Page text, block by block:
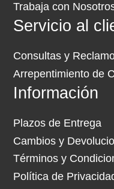
Trabaja con
Servicio al
Consultas y
Arrepentimiento de
Información
Plazos de Entrega
Cambios y
Términos y
Política de